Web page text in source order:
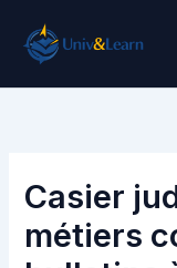
contenu
Casier
métiers